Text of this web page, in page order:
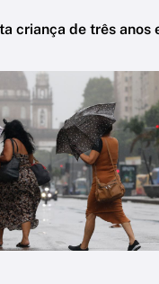
criança de três anos